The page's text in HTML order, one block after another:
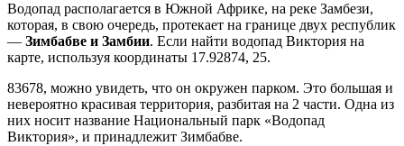
Водопад располагается в Южной Африке, на реке Замбези,
которая, в свою очередь, протекает на границе двух республик
— Зимбабве и Замбии. Если найти водопад Виктория на
карте, используя координаты 17.92874, 25.
83678, можно увидеть, что он окружен парком. Это большая и
невероятно красивая территория, разбитая на 2 части. Одна из
них носит название Национальный парк «Водопад
Виктория», и принадлежит Зимбабве.